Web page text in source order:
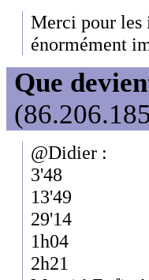
Merci pour les
énormément
Que
@Didier :
3'48
13'49
29'14
1h04
2h21